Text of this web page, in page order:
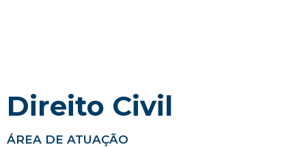
Direito Civil
ÁREA DE ATUAÇÃO